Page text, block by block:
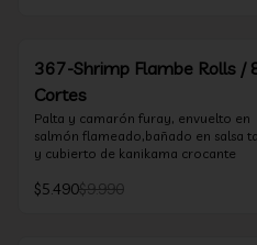
367-Shrimp Flambe Rolls /
Cortes
Palta y camarón furay, envuelto en
salmón flameado,bañado en salsa
y cubierto de kanikama crocante
$5.490$9.990